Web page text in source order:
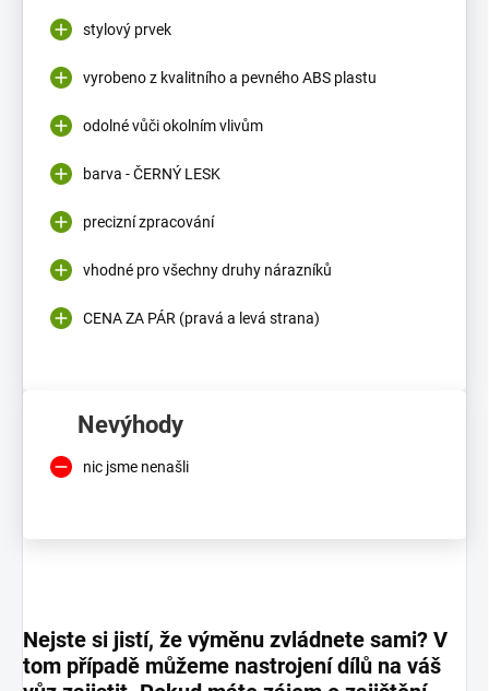
stylový prvek
vyrobeno z kvalitního a pevného ABS plastu
odolné vůči okolním vlivům
barva - ČERNÝ LESK
precizní zpracování
vhodné pro všechny druhy nárazníků
CENA ZA PÁR (pravá a levá strana)
Nevýhody
nic jsme nenašli
Nejste si jistí, že výměnu zvládnete sami? V
tom případě můžeme nastrojení dílů na váš